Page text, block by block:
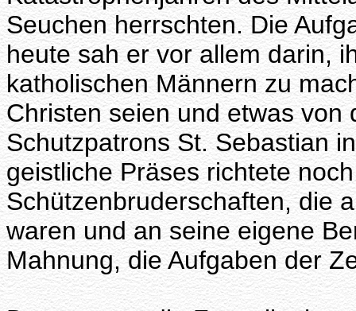
Seuchen herrschten. Die
heute sah er vor allem darin,
katholischen Männern zu
Christen seien und etwas von
Schutzpatrons St. Sebastian
geistliche Präses richtete
Schützenbruderschaften, die
waren und an seine eigene
Mahnung, die Aufgaben der